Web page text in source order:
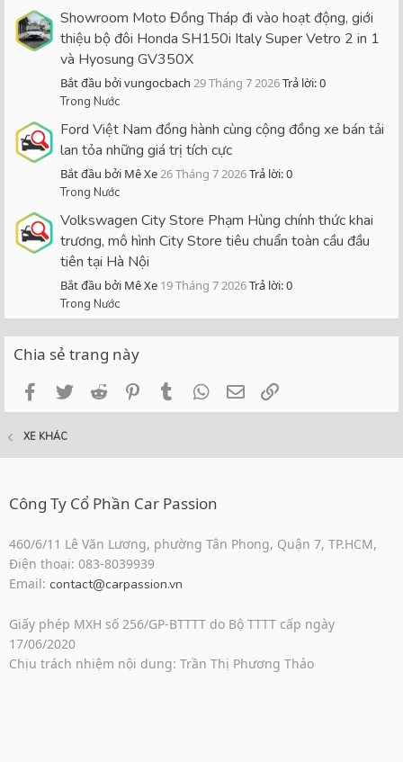
Showroom Moto Đồng Tháp đi vào hoạt động, giới
thiệu bộ đôi Honda SH150i Italy Super Vetro 2 in 1
và Hyosung GV350X
Bắt đầu bởi vungocbach 29 Tháng 7 2026Trả lời: 0
Trong Nước
Ford Việt Nam đồng hành cùng cộng đồng xe bán tải
lan tỏa những giá trị tích cực
Bắt đầu bởi Mê Xe26 Tháng 7 2026Trả lời: 0
Trong Nước
Volkswagen City Store Phạm Hùng chính thức khai
trương, mô hình City Store tiêu chuẩn toàn cầu đầu
tiên tại Hà Nội
Bắt đầu bởi Mê Xe 19 Tháng 7 2026Trả lời: 0
Trong Nước
Chia sẻ trang này
FacebookTwitterReddit PinterestTumblrWhatsApp
Email
XE KHÁC
Công Ty Cổ Phần Car Passion
460/6/11 Lê Văn Lương, phường Tân Phong, Quận 7, TP.HCM,
Điện thoại: 083-8039939
Email: contact@carpassion.vn
Giấy phép MXH số 256/GP-BTTTT do Bộ TTTT cấp ngày
17/06/2020
Chịu trách nhiệm nội dung: Trần Thị Phương Thảo